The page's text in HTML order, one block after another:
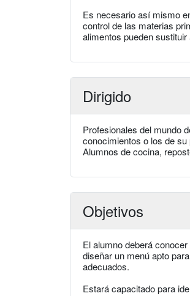
Es necesario así mismo
control de las materias
alimentos pueden
Dirigido
Profesionales del mundo
conocimientos o los de
Alumnos de cocina,
Objetivos
El alumno deberá
diseñar un menú apto
adecuados.
Estará capacitado para